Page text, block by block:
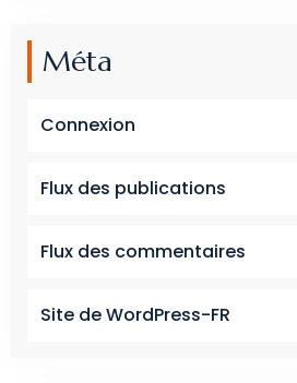
Méta
Connexion
Flux des publications
Flux des commentaires
Site de WordPress-FR